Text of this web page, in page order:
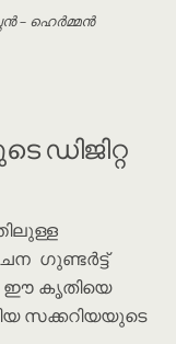
– ഹെർമ്മൻ
ഗുണ്ടർട്ട്
ഈ കൃതിയെ
സക്കറിയയുടെ